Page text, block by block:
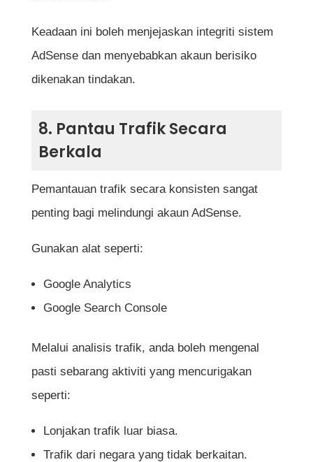
Keadaan ini boleh menjejaskan integriti sistem
AdSense dan menyebabkan akaun berisiko
dikenakan tindakan.
8. Pantau Trafik Secara
Berkala
Pemantauan trafik secara konsisten sangat
penting bagi melindungi akaun AdSense.
Gunakan alat seperti:
Google Analytics
Google Search Console
Melalui analisis trafik, anda boleh mengenal
pasti sebarang aktiviti yang mencurigakan
seperti:
Lonjakan trafik luar biasa.
Trafik dari negara yang tidak berkaitan.